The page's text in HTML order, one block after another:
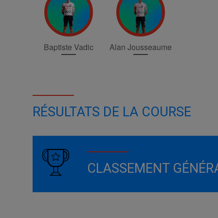
Baptiste Vadic Alan Jousseaume
RÉSULTATS DE LA COURSE
CLASSEMENT